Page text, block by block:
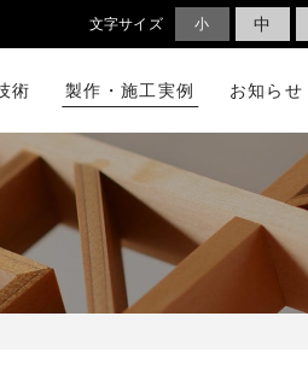
文字サイズ 小 中
術 製作・施工実例 お知らせ